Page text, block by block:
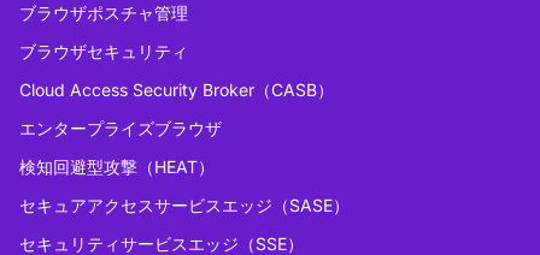
ブラウザポスチャ管理
ブラウザセキュリティ
Cloud Access Security Broker（CASB）
エンタープライズブラウザ
検知回避型攻撃（HEAT）
セキュアアクセスサービスエッジ（SASE）
セキュリティサービスエッジ（SSE）